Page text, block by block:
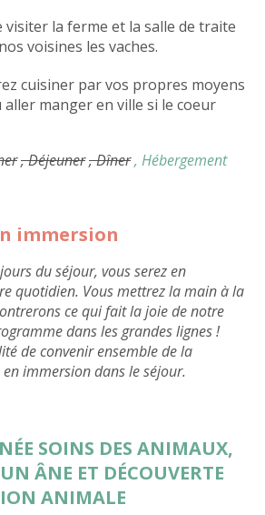
la ferme et la salle de traite
voisines les vaches.
cuisiner par vos propres moyens
manger en ville si le coeur
, Déjeuner, Dîner, Hébergement
immersion
du séjour, vous serez en
quotidien. Vous mettrez la main à la
ce qui fait la joie de notre
dans les grandes lignes !
de convenir ensemble de la
immersion dans le séjour.
SOINS DES ANIMAUX,
ÂNE ET DÉCOUVERTE
ANIMALE